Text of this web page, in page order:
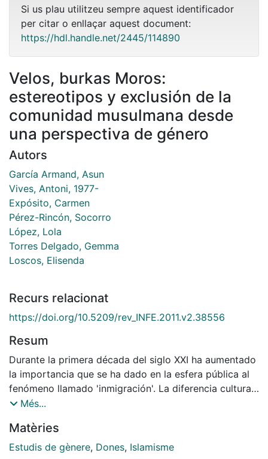
Si us plau utilitzeu sempre aquest identificador
per citar o enllaçar aquest document:
https://hdl.handle.net/2445/114890
Velos, burkas Moros:
estereotipos y exclusión de la
comunidad musulmana desde
una perspectiva de género
Autors
García Armand, Asun
Vives, Antoni, 1977-
Expósito, Carmen
Pérez-Rincón, Socorro
López, Lola
Torres Delgado, Gemma
Loscos, Elisenda
Recurs relacionat
https://doi.org/10.5209/rev_INFE.2011.v2.38556
Resum
Durante la primera década del siglo XXI ha aumentado
la importancia que se ha dado en la esfera pública al
fenómeno llamado 'inmigración'. La diferencia cultural
que se ha proyectado sobre los colectivos
términos de conflicto y amenaza para la cohesión
social. Esta representación ha tenido mayor incidencia
Més...
Matèries
Estudis de gènere, Dones, Islamisme